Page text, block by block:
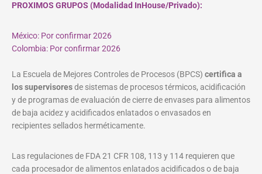
PROXIMOS GRUPOS (Modalidad InHouse/Privado):
México: Por confirmar 2026
Colombia: Por confirmar 2026
La Escuela de Mejores Controles de Procesos (BPCS) certifica a
los supervisoresde sistemas de procesos térmicos, acidificación
y de programas de evaluación de cierre de envases para alimentos
de baja acidez y acidificados enlatados o envasados en
recipientes sellados herméticamente.
Las regulaciones de FDA 21 CFR 108, 113 y 114 requieren que
cada procesador de alimentos enlatados acidificados o de baja